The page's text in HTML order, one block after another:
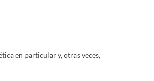
en particular y, otras veces,